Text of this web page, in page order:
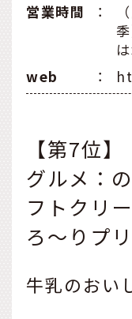
営業時間
：
web
：
【第7位】
グルメ：
フトクリ
ろ～りプリ
牛乳のおい